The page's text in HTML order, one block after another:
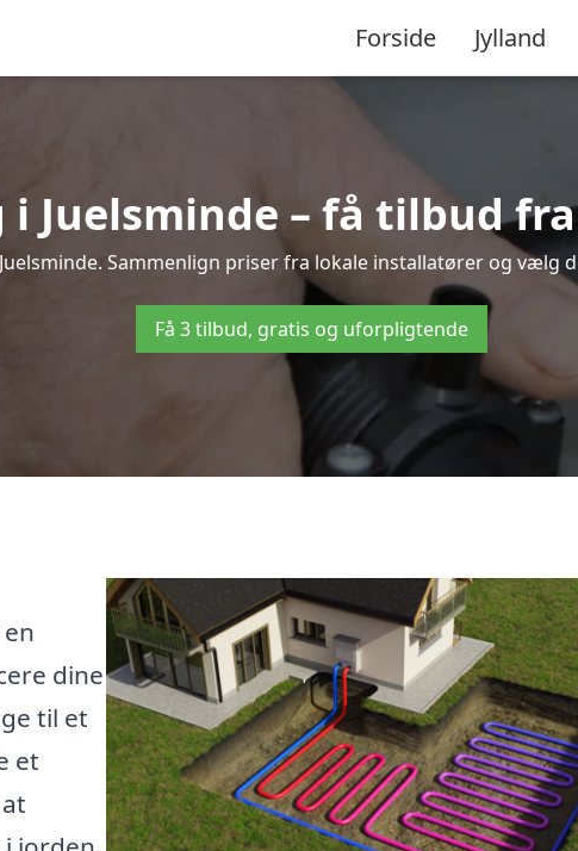
Forside Jylland
Juelsminde – få tilbud
Sammenlign priser fra lokale installatører og vælg
Få 3 tilbud, gratis og uforpligtende
dine
til et
et